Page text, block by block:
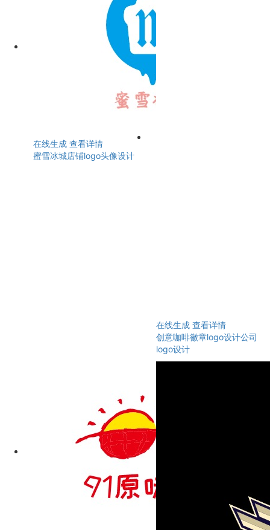
在线生成 查看详情
蜜雪冰城店铺logo头像设计
在线生成 查看详情
创意咖啡徽章logo设计公司
logo设计